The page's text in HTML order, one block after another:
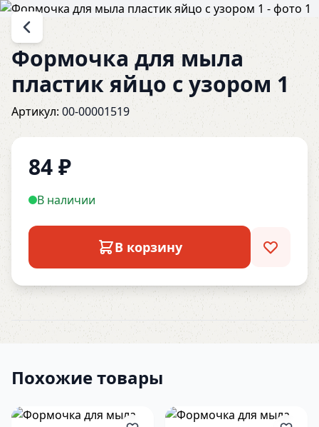
Формочка для мыла
пластик яйцо с узором 1
Артикул: 00-00001519
84₽
В наличии
В корзину
Похожие товары